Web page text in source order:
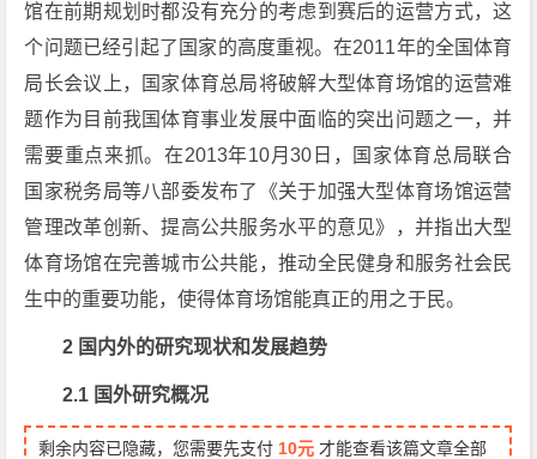
馆在前期规划时都没有充分的考虑到赛后的运营方式，这
个问题已经引起了国家的高度重视。在2011年的全国体育
局长会议上，国家体育总局将破解大型体育场馆的运营难
题作为目前我国体育事业发展中面临的突出问题之一，并
需要重点来抓。在2013年10月30日，国家体育总局联合
国家税务局等八部委发布了《关于加强大型体育场馆运营
管理改革创新、提高公共服务水平的意见》，并指出大型
体育场馆在完善城市公共能，推动全民健身和服务社会民
生中的重要功能，使得体育场馆能真正的用之于民。
2 国内外的研究现状和发展趋势
2.1 国外研究概况
剩余内容已隐藏，您需要先支付 10元 才能查看该篇文章全部